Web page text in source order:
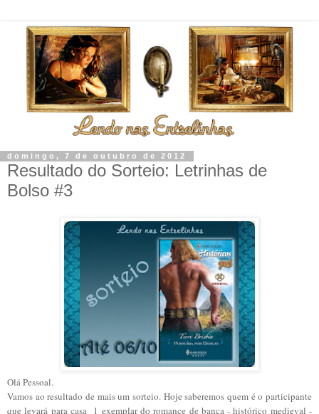
domingo, 7 de outubro de 2012
Resultado do Sorteio: Letrinhas de
Bolso #3
Olá Pessoal.
Vamos ao resultado de mais um sorteio. Hoje saberemos quem é o participante
que levará para casa 1 exemplar do romance de banca - histórico medieval -